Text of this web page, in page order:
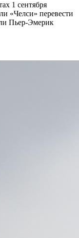
1 сентября
«Челси» перевести
Пьер-Эмерик